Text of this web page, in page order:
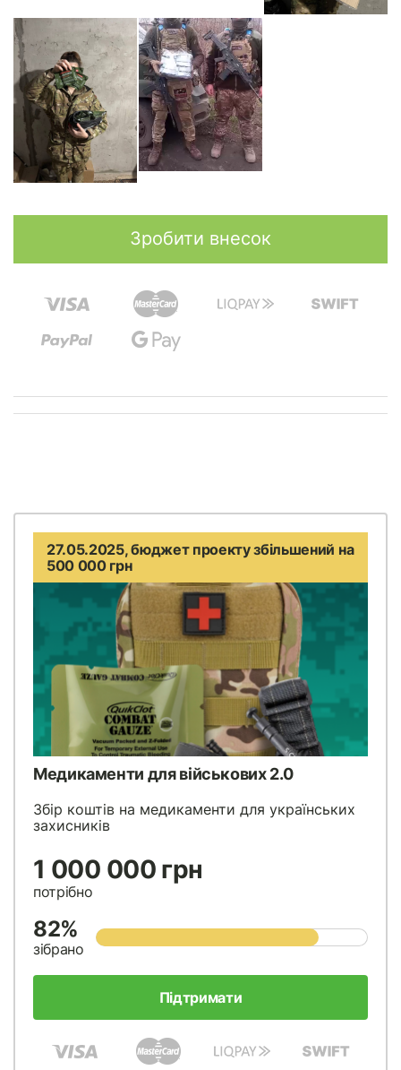
27.05.2025, бюджет проекту збільшений на
500 000 грн
Медикаменти для військових 2.0
Збір коштів на медикаменти для українських
захисників
1 000 000 грн
потрібно
82%
зібрано
Підтримати